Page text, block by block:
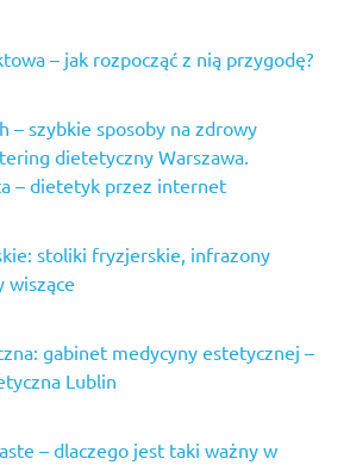
– jak rozpocząć z nią przygodę?
– szybkie sposoby na zdrowy
dietetyczny Warszawa.
– dietetyk przez internet
stoliki fryzjerskie, infrazony
wiszące
gabinet medycyny estetycznej –
Lublin
– dlaczego jest taki ważny w